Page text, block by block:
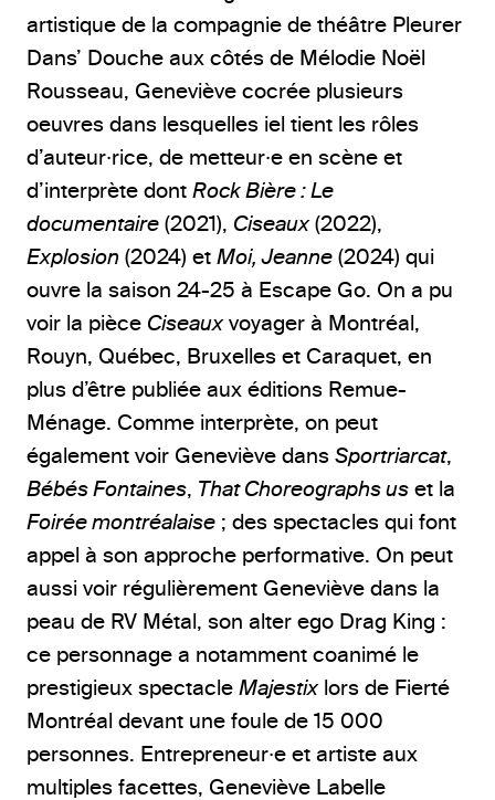
artistique de la compagnie de théâtre Pleurer
Dans’ Douche aux côtés de Mélodie Noël
Rousseau, Geneviève cocrée plusieurs
oeuvres dans lesquelles iel tient les rôles
d’auteur·rice, de metteur·e en scène et
d’interprète dont Rock Bière : Le
documentaire (2021), Ciseaux(2022),
Explosion (2024) et Moi, Jeanne (2024) qui
ouvre la saison 24-25 à Escape Go. On a pu
voir la pièce Ciseauxvoyager à Montréal,
Rouyn, Québec, Bruxelles et Caraquet, en
plus d’être publiée aux éditions Remue-
Ménage. Comme interprète, on peut
également voir Geneviève dans Sportriarcat,
Bébés Fontaines, That Choreographs us et la
Foirée montréalaise ; des spectacles qui font
appel à son approche performative. On peut
aussi voir régulièrement Geneviève dans la
peau de RV Métal, son alter ego Drag King :
ce personnage a notamment coanimé le
prestigieux spectacle Majestixlors de Fierté
Montréal devant une foule de 15 000
personnes. Entrepreneur·e et artiste aux
multiples facettes, Geneviève Labelle